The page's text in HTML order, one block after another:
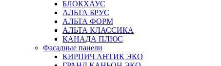
БЛОКХАУС
АЛЬТА БРУС
АЛЬТА ФОРМ
АЛЬТА КЛАССИКА
КАНАДА ПЛЮС
Фасадные панели
КИРПИЧ АНТИК ЭКО